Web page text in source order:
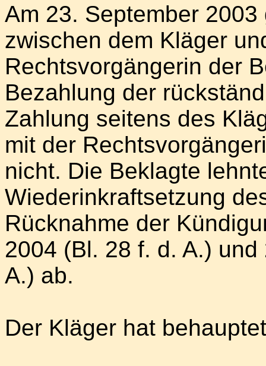
Am 23. September
zwischen dem Kläger
Rechtsvorgängerin der
Bezahlung der
Zahlung seitens des
mit der
nicht. Die Beklagte
Wiederinkraftsetzung
Rücknahme der
2004 (Bl. 28 f. d. A.)
A.) ab.
Der Kläger hat